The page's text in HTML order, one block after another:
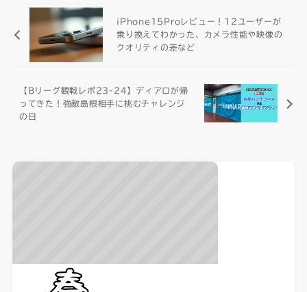
iPhone15Proレビュー！12ユーザーが
乗り換えてわかった、カメラ性能や映像の
クオリティの差など
【Bリーグ観戦レポ23-24】ディアロが帰
ってきた！強敵島根相手に挑むチャレンジ
の日